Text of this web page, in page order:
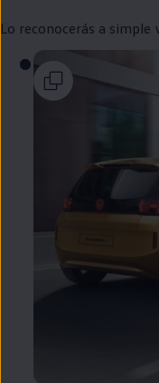
Lo reconocerás a simple